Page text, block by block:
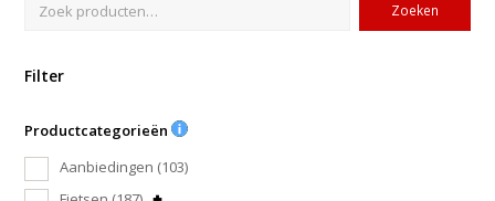
Zoeken
Filter
Productcategorieën
Aanbiedingen (103)